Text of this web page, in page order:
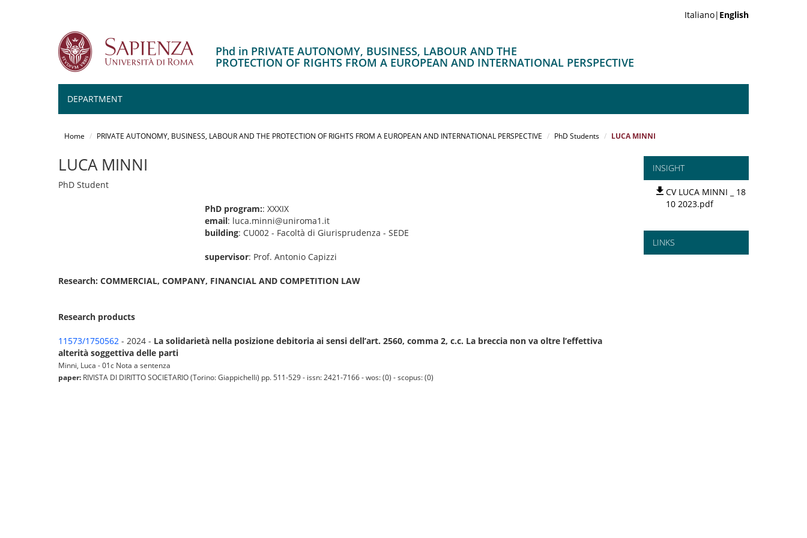
Italiano| English
Phd in PRIVATE AUTONOMY, BUSINESS, LABOUR AND THE
PROTECTION OF RIGHTS FROM A EUROPEAN AND INTERNATIONAL PERSPECTIVE
DEPARTMENT
Home PRIVATE AUTONOMY, BUSINESS, LABOUR AND THE PROTECTION OF RIGHTS FROM A EUROPEAN AND INTERNATIONAL PERSPECTIVE PhD Students LUCA MINNI
LUCA MINNI
PhD Student
PhD program:: XXXIX
email: luca.minni@uniroma1.it
building: CU002 - Facoltà di Giurisprudenza - SEDE
supervisor: Prof. Antonio Capizzi
Research: COMMERCIAL, COMPANY, FINANCIAL AND COMPETITION LAW
Research products
11573/1750562 - 2024 - La solidarietà nella posizione debitoria ai sensi dell’art. 2560, comma 2, c.c. La breccia non va oltre l’effettiva
alterità soggettiva delle parti
Minni, Luca - 01c Nota a sentenza
paper: RIVISTA DI DIRITTO SOCIETARIO (Torino: Giappichelli) pp. 511-529 - issn: 2421-7166 - wos: (0) - scopus: (0)
INSIGHT
CV LUCA MINNI _ 18
10 2023.pdf
LINKS